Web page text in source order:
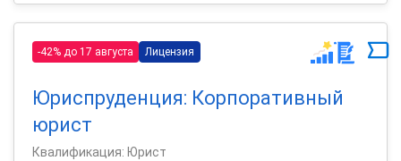
-42% до 17 августа Лицензия
Юриспруденция: Корпоративный
юрист
Квалификация: Юрист